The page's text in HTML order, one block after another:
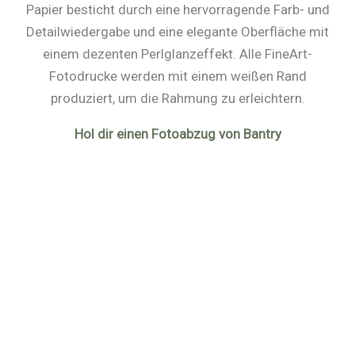
Papier besticht durch eine hervorragende Farb- und
Detailwiedergabe und eine elegante Oberfläche mit
einem dezenten Perlglanzeffekt. Alle FineArt-
Fotodrucke werden mit einem weißen Rand
produziert, um die Rahmung zu erleichtern.
Hol dir einen Fotoabzug von Bantry